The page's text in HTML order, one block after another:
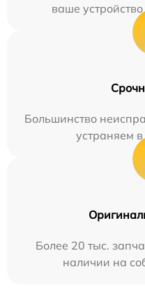
ваше
Большинство
устраняем
Более 20 тыс.
наличии на